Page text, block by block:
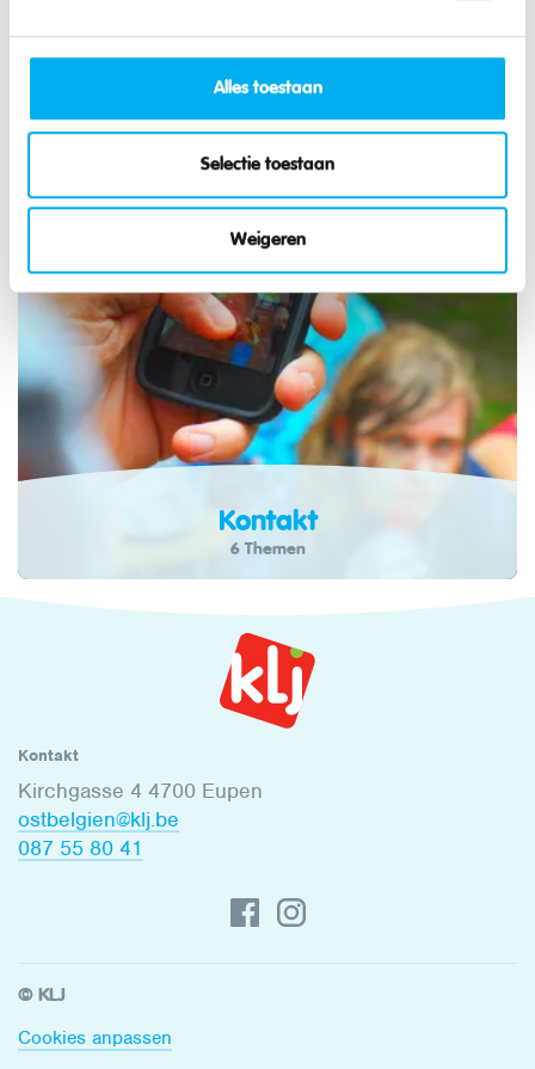
Alles toestaan
Selectie toestaan
Weigeren
Mehr zum Thema:
Kontakt
6 Themen
Kontakt
Kirchgasse 4 4700 Eupen
ostbelgien@klj.be
087 55 80 41
© KLJ
Cookies anpassen